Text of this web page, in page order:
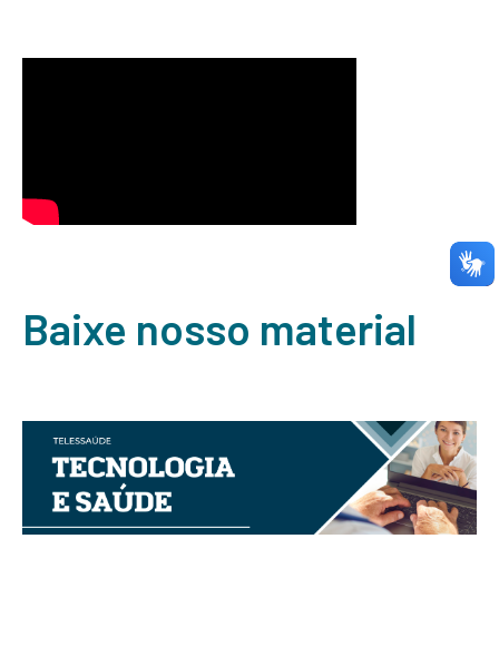
Baixe nosso material